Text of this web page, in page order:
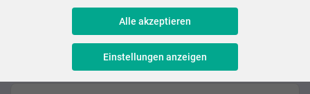
Dieses Angebot ist veraltet.
Ähnliche Angebote anzeigen
Alle akzeptieren
Einstellungen anzeigen